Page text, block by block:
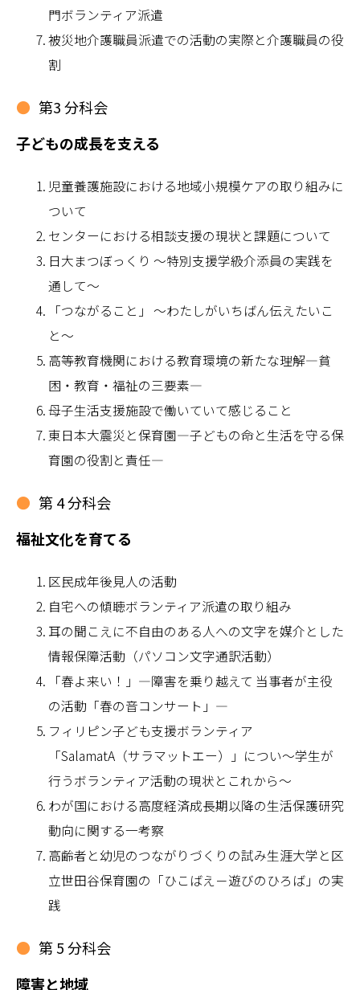
門ボランティア派遣
被災地介護職員派遣での活動の実際と介護職員の役
割
第3 分科会
子どもの成長を支える
児童養護施設における地域小規模ケアの取り組みに
ついて
センターにおける相談支援の現状と課題について
日大まつぼっくり ～特別支援学級介添員の実践を
通して～
「つながること」 ～わたしがいちばん伝えたいこ
と～
高等教育機関における教育環境の新たな理解―貧
困・教育・福祉の三要素―
母子生活支援施設で働いていて感じること
東日本大震災と保育園―子どもの命と生活を守る保
育園の役割と責任―
第 4 分科会
福祉文化を育てる
区民成年後見人の活動
自宅への傾聴ボランティア派遣の取り組み
耳の聞こえに不自由のある人への文字を媒介とした
情報保障活動（パソコン文字通訳活動）
「春よ来い！」―障害を乗り越えて 当事者が主役
の活動「春の音コンサート」―
フィリピン子ども支援ボランティア
「SalamatA（サラマットエー）」につい～学生が
行うボランティア活動の現状とこれから～
わが国における高度経済成長期以降の生活保護研究
動向に関する一考察
高齢者と幼児のつながりづくりの試み生涯大学と区
立世田谷保育園の「ひこばえ－遊びのひろば」の実
践
第 5 分科会
障害と地域